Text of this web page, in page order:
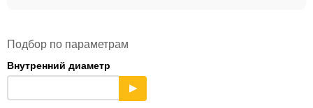
Подбор по параметрам
Внутренний диаметр
▶